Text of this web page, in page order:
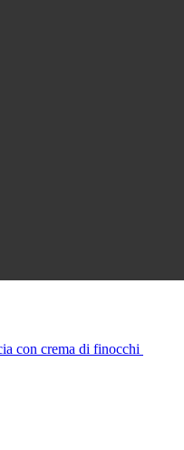
con crema di finocchi